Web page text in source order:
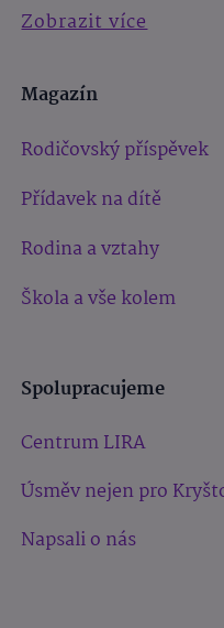
Zobrazit více
Magazín
Rodičovský příspěvek
Přídavek na dítě
Rodina a vztahy
Škola a vše kolem
Spolupracujeme
Centrum LIRA
Úsměv nejen pro
Napsali o nás